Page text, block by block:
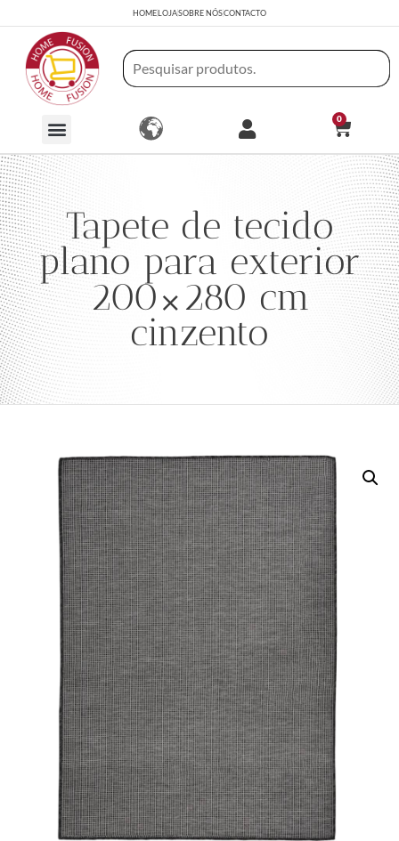
HOMELOJASOBRE NÓSCONTACTO
0
Tapete de tecido
plano para exterior
200×280 cm
cinzento